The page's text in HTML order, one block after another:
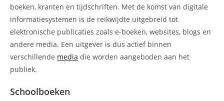
boeken, kranten en tijdschriften. Met de komst van digitale
informatiesystemen is de reikwijdte uitgebreid tot
elektronische publicaties zoals e-boeken, websites, blogs en
andere media. Een uitgever is dus actief binnen
verschillende media die worden aangeboden aan het
publiek.
Schoolboeken